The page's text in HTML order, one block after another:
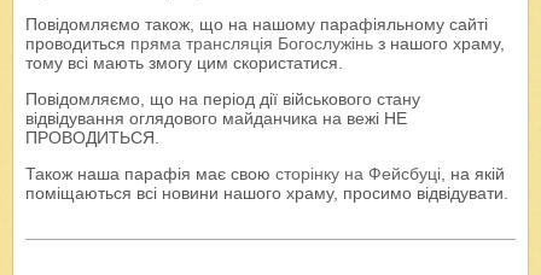
Повідомляємо також, що на нашому парафіяльному сайті
проводиться пряма трансляція Богослужінь з нашого храму,
тому всі мають змогу цим скористатися.
Повідомляємо, що на період дії військового стану
відвідування оглядового майданчика на вежі НЕ
ПРОВОДИТЬСЯ.
Також наша парафія має свою сторінку на Фейсбуці, на якій
поміщаються всі новини нашого храму, просимо відвідувати.